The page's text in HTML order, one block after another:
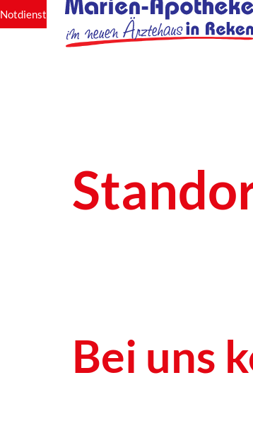
Notdienst
Bei uns